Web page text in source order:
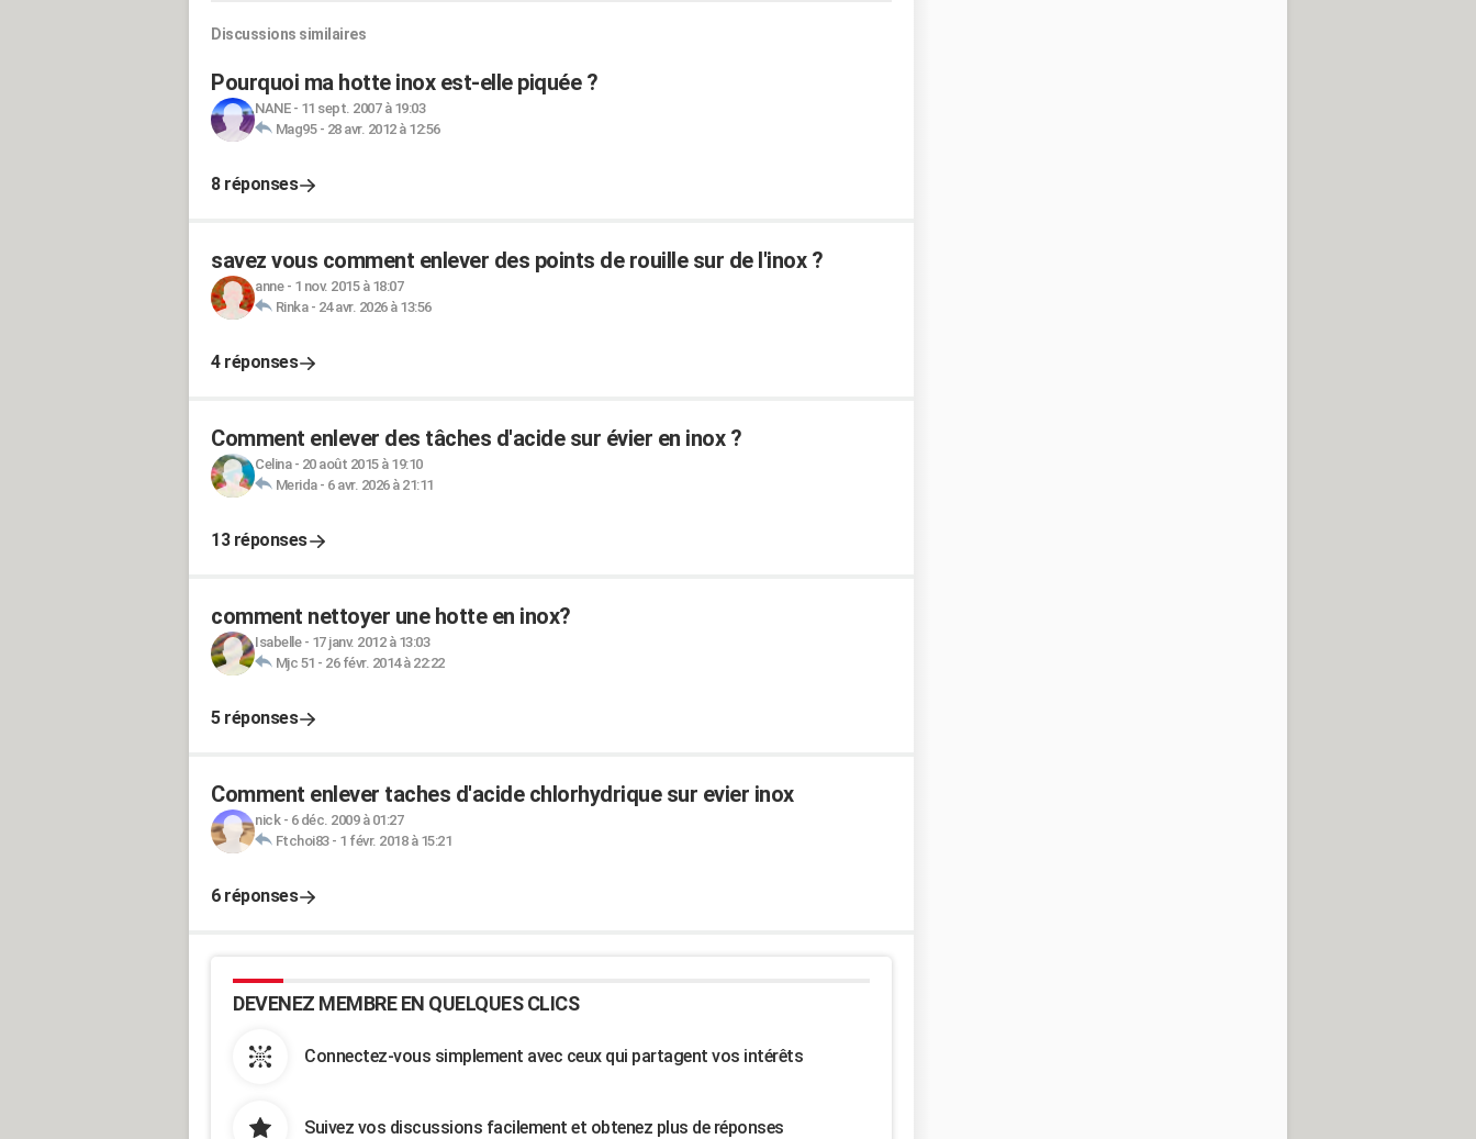
Discussions similaires
Pourquoi ma hotte inox est-elle piquée ?
NANE- 11 sept. 2007 à 19:03
Mag95- 28 avr. 2012 à 12:56
8 réponses
savez vous comment enlever des points de rouille sur de l'inox ?
anne- 1 nov. 2015 à 18:07
Rinka- 24 avr. 2026 à 13:56
4 réponses
Comment enlever des tâches d'acide sur évier en inox ?
Celina- 20 août 2015 à 19:10
Merida- 6 avr. 2026 à 21:11
13 réponses
comment nettoyer une hotte en inox?
Isabelle- 17 janv. 2012 à 13:03
Mjc 51 - 26 févr. 2014 à 22:22
5 réponses
Comment enlever taches d'acide chlorhydrique sur evier inox
nick- 6 déc. 2009 à 01:27
Ftchoi83- 1 févr. 2018 à 15:21
6 réponses
DEVENEZ MEMBRE EN QUELQUES CLICS
Connectez-vous simplement avec ceux qui partagent vos intérêts
Suivez vos discussions facilement et obtenez plus de réponses